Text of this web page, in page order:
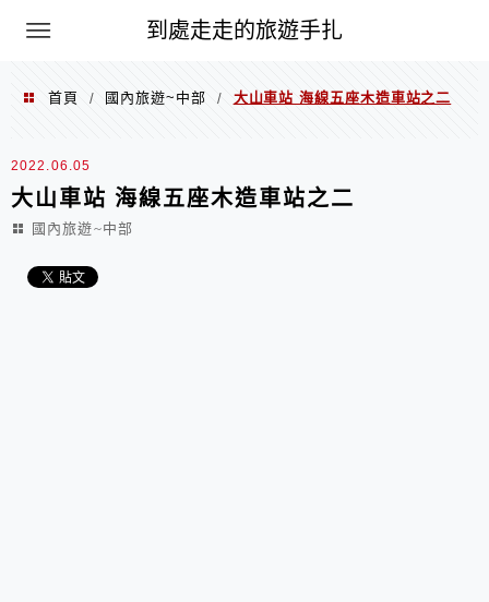
到處走走的旅遊手扎
首頁 / 國內旅遊~中部 / 大山車站 海線五座木造車站之二
2022.06.05
大山車站 海線五座木造車站之二
國內旅遊~中部